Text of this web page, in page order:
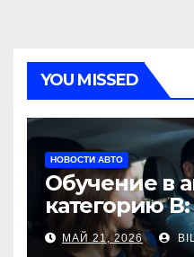
YOU MISSED
НОВОСТИ АВТО
Обучение в
категорию
дляМАЙ 21, 2026